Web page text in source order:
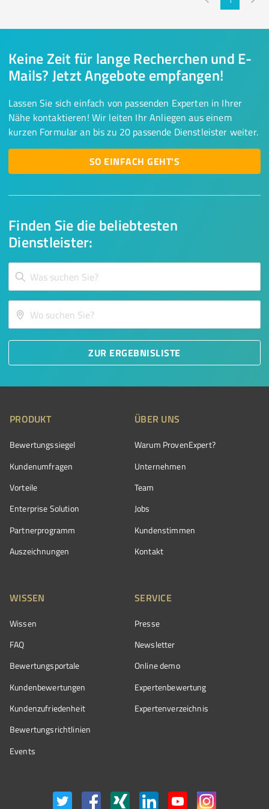
Finden Sie die beliebtesten
Dienstleister:
ZUR ERGEBNISLISTE
Keine Zeit für lange Recherchen und E-
Mails? Jetzt Angebote empfangen!
Lassen Sie sich einfach von passenden Experten in Ihrer
Nähe kontaktieren! Wir leiten Ihr Anliegen aus einem
kurzen Formular an bis zu 20 passende Dienstleister weiter.
SO EINFACH GEHT'S
PRODUKT
Bewertungssiegel
Kundenumfragen
Vorteile
Enterprise Solution
Partnerprogramm
Auszeichnungen
ÜBER UNS
Warum ProvenExpert?
Unternehmen
Team
Jobs
Kundenstimmen
Kontakt
WISSEN
Wissen
FAQ
Bewertungsportale
Kundenbewertungen
Kundenzufriedenheit
Bewertungs­richtlinien
Events
SERVICE
Presse
Newsletter
Online demo
Expertenbewertung
Expertenverzeichnis